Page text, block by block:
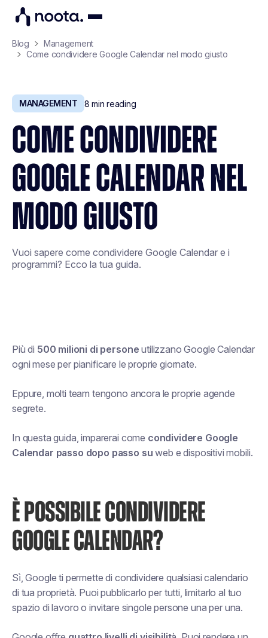
Blog
Management
Come condividere Google Calendar nel modo giusto
MANAGEMENT 8 min reading
COME CONDIVIDERE
GOOGLE CALENDAR NEL
MODO GIUSTO
Vuoi sapere come condividere Google Calendar e i
programmi? Ecco la tua guida.
Più di 500 milioni di persone utilizzano Google Calendar
ogni mese per pianificare le proprie giornate.
Eppure, molti team tengono ancora le proprie agende
segrete.
In questa guida, imparerai come condividere Google
Calendar passo dopo passo su web e dispositivi mobili.
È POSSIBILE CONDIVIDERE
GOOGLE CALENDAR?
Sì, Google ti permette di condividere qualsiasi calendario
di tua proprietà. Puoi pubblicarlo per tutti, limitarlo al tuo
spazio di lavoro o invitare singole persone una per una.